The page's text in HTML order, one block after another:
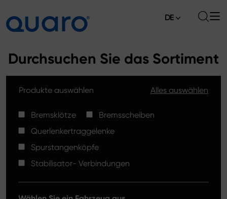
Bremsklötze
Bremsscheiben High Carbon
Spurstangenköpfe
Bremsklötze Silver Ceramic
Aktuelles
Verkaufsstellen
Kontakt
DE
Durchsuchen Sie das Sortiment
Produkte auswählen Alles auswählen
Bremsklötze
Bremsscheiben
Querlenkertraggelenke
Spurstangenköpfe
Stabilisator- Verbindungen